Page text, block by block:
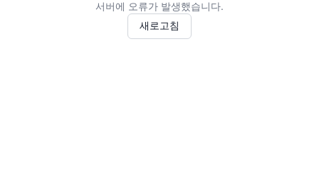
서버에 오류가 발생했습니다.
새로고침